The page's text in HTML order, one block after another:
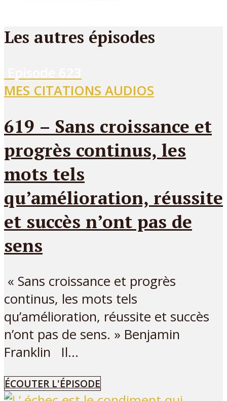
Les autres épisodes
MES CITATIONS AUDIOS
619 – Sans croissance et
progrès continus, les
mots tels
qu’amélioration, réussite
et succès n’ont pas de
sens
« Sans croissance et progrès
continus, les mots tels
qu’amélioration, réussite et succès
n’ont pas de sens. » Benjamin
Franklin Il...
ÉCOUTER L'ÉPISODE